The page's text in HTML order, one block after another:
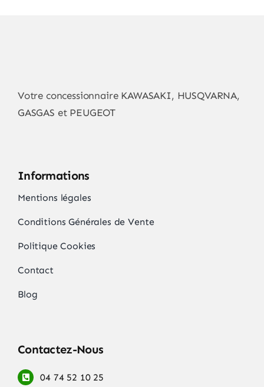
Votre concessionnaire KAWASAKI, HUSQVARNA,
GASGAS et PEUGEOT
Informations
Mentions légales
Conditions Générales de Vente
Politique Cookies
Contact
Blog
Contactez-Nous
04 74 52 10 25